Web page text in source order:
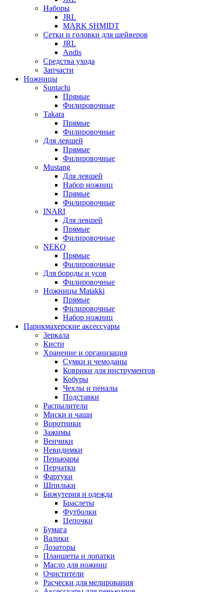
Наборы
JRL
MARK SHMIDT
Сетки и головки для шейверов
JRL
Andis
Средства ухода
Запчасти
Ножницы
Suntachi
Прямые
Филировочные
Takara
Прямые
Филировочные
Для левшей
Прямые
Филировочные
Mustang
Для левшей
Набор ножниц
Прямые
Филировочные
INARI
Для левшей
Прямые
Филировочные
NEKO
Прямые
Филировочные
Для бороды и усов
Филировочные
Ножницы Matakki
Прямые
Филировочные
Набор ножниц
Парикмахерские аксессуары
Зеркала
Кисти
Хранение и организация
Сумки и чемоданы
Коврики для инструментов
Кобуры
Чехлы и пеналы
Подставки
Распылители
Миски и чаши
Воротники
Зажимы
Венчики
Невидимки
Пеньюары
Перчатки
Фартуки
Шпильки
Бижутерия и одежда
Браслеты
Футболки
Цепочки
Бумага
Валики
Дозаторы
Планшеты и лопатки
Масло для ножниц
Очистители
Расчески для мелирования